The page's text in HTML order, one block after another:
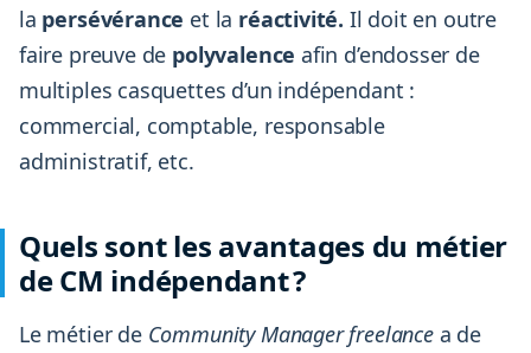
la persévérance et la réactivité. Il doit en outre
faire preuve de polyvalence afin d’endosser de
multiples casquettes d’un indépendant :
commercial, comptable, responsable
administratif, etc.
Quels sont les avantages du métier
de CM indépendant ?
Le métier de Community Manager freelance a de